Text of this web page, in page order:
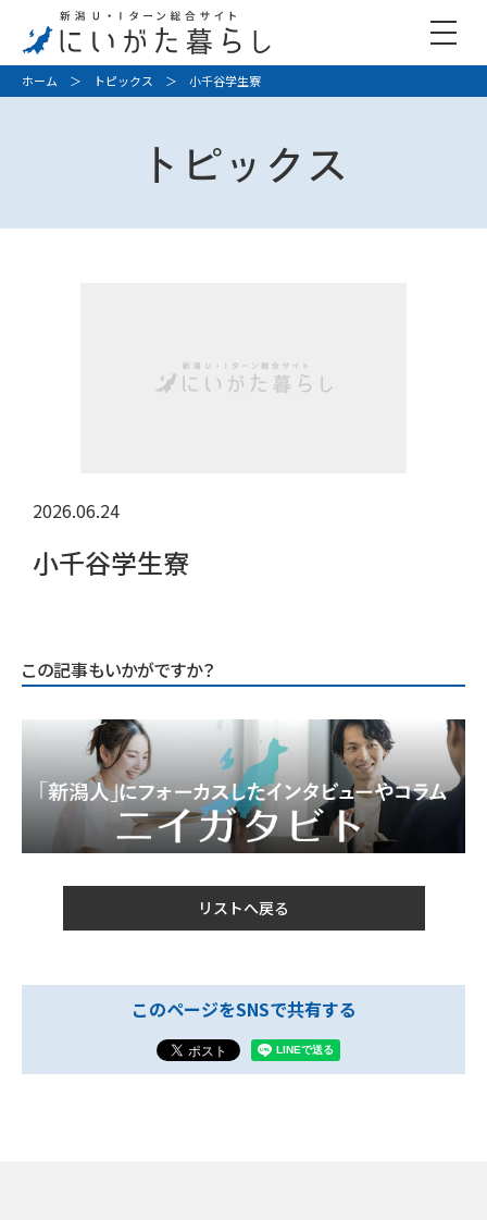
ホーム ＞ トピックス ＞ 小千谷学生寮
トピックス
2026.06.24
小千谷学生寮
この記事もいかがですか？
リストへ戻る
このページをSNSで共有する